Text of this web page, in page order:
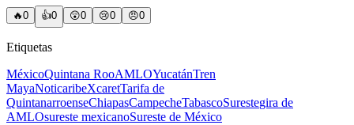
🔥0 👍0 😲0 😢0 😠0
Etiquetas
MéxicoQuintana RooAMLOYucatánTren
MayaNoticaribeXcaretTarifa de
QuintanarroenseChiapasCampecheTabascoSurestegira de
AMLOsureste mexicanoSureste de México